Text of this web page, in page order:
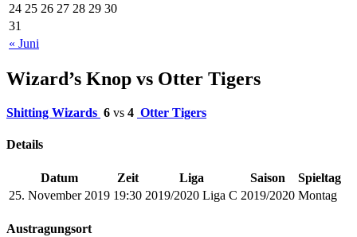
« Juni
24 25 26 27 28 29 30
31
Wizard’s Knop vs Otter Tigers
Shitting Wizards 6 vs 4 Otter Tigers
Details
Datum Zeit Liga Saison
Spieltag
25. November 2019 19:30 2019/2020 Liga C 2019/2020 Montag
Austragungsort